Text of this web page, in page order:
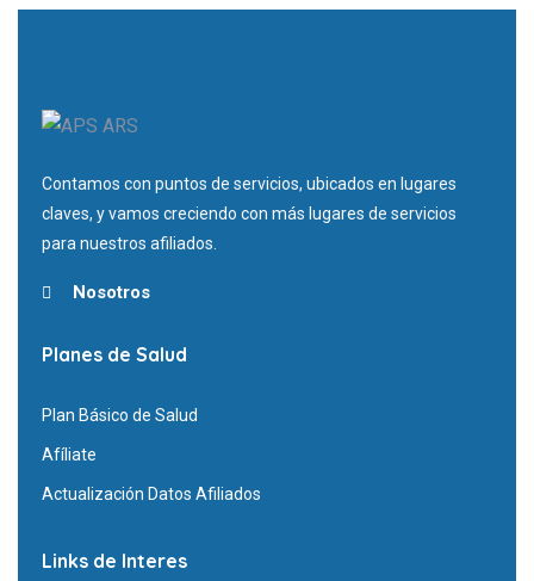
Contamos con puntos de servicios, ubicados en lugares
claves, y vamos creciendo con más lugares de servicios
para nuestros afiliados.
Nosotros
Planes de Salud
Plan Básico de Salud
Afíliate
Actualización Datos Afiliados
Links de Interes